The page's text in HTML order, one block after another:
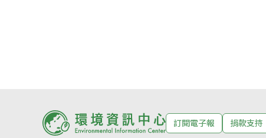
訂閱電子報 捐款支持